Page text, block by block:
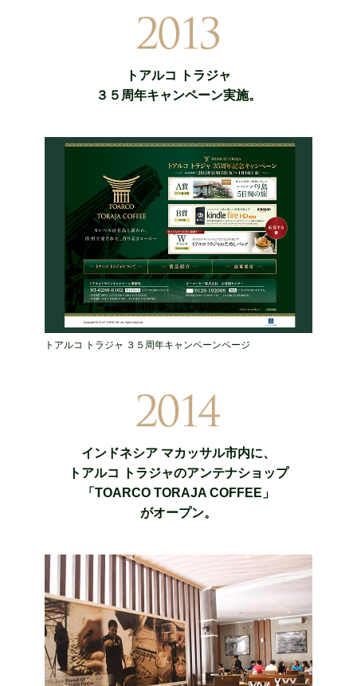
トアルコ トラジャ
３５周年キャンペーン実施。
トアルコ トラジャ ３５周年キャンペーンページ
インドネシア マカッサル市内に、
トアルコ トラジャのアンテナショップ
「TOARCO TORAJA COFFEE」
がオープン。